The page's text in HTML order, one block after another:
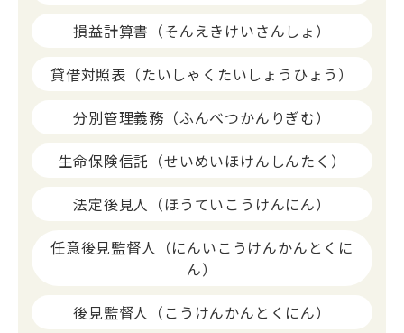
損益計算書（そんえきけいさんしょ）
貸借対照表（たいしゃくたいしょうひょう）
分別管理義務（ふんべつかんりぎむ）
生命保険信託（せいめいほけんしんたく）
法定後見人（ほうていこうけんにん）
任意後見監督人（にんいこうけんかんとくに
ん）
後見監督人（こうけんかんとくにん）